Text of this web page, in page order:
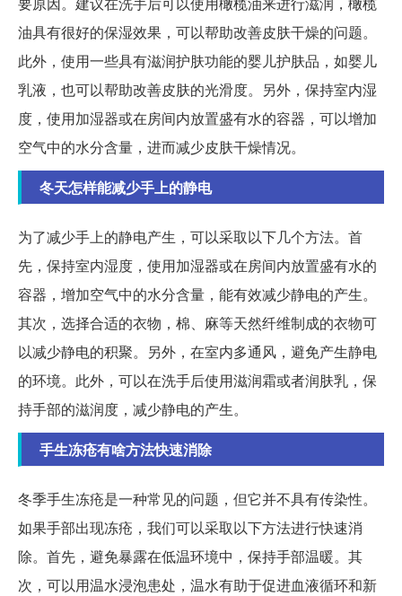
油具有很好的保湿效果，可以帮助改善皮肤干燥的问题。
此外，使用一些具有滋润护肤功能的婴儿护肤品，如婴儿
乳液，也可以帮助改善皮肤的光滑度。另外，保持室内湿
度，使用加湿器或在房间内放置盛有水的容器，可以增加
空气中的水分含量，进而减少皮肤干燥情况。
冬天怎样能减少手上的静电
为了减少手上的静电产生，可以采取以下几个方法。首
先，保持室内湿度，使用加湿器或在房间内放置盛有水的
容器，增加空气中的水分含量，能有效减少静电的产生。
其次，选择合适的衣物，棉、麻等天然纤维制成的衣物可
以减少静电的积聚。另外，在室内多通风，避免产生静电
的环境。此外，可以在洗手后使用滋润霜或者润肤乳，保
持手部的滋润度，减少静电的产生。
手生冻疮有啥方法快速消除
冬季手生冻疮是一种常见的问题，但它并不具有传染性。
如果手部出现冻疮，我们可以采取以下方法进行快速消
除。首先，避免暴露在低温环境中，保持手部温暖。其
次，可以用温水浸泡患处，温水有助于促进血液循环和新